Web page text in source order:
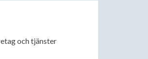
och tjänster